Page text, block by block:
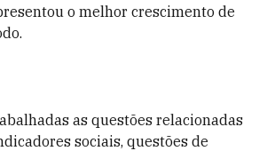
o melhor crescimento de
as questões relacionadas
sociais, questões de